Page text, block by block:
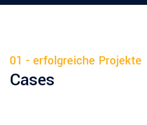
01 - erfolgreiche Projekte
Cases